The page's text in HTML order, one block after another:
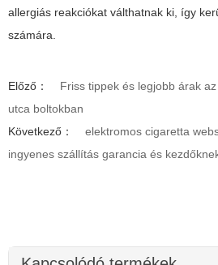
allergiás reakciókat válthatnak ki, így
számára.
Előző：
Friss tippek és legjobb árak
utca boltokban
Következő：
elektromos cigaretta
ingyenes szállítás garancia és